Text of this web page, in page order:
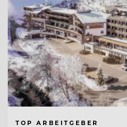
TOP ARBEITGEBER